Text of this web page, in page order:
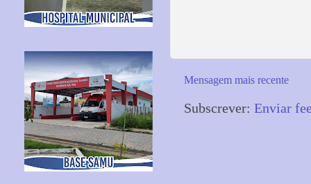
Mensagem mais recente
Subscrever: Enviar